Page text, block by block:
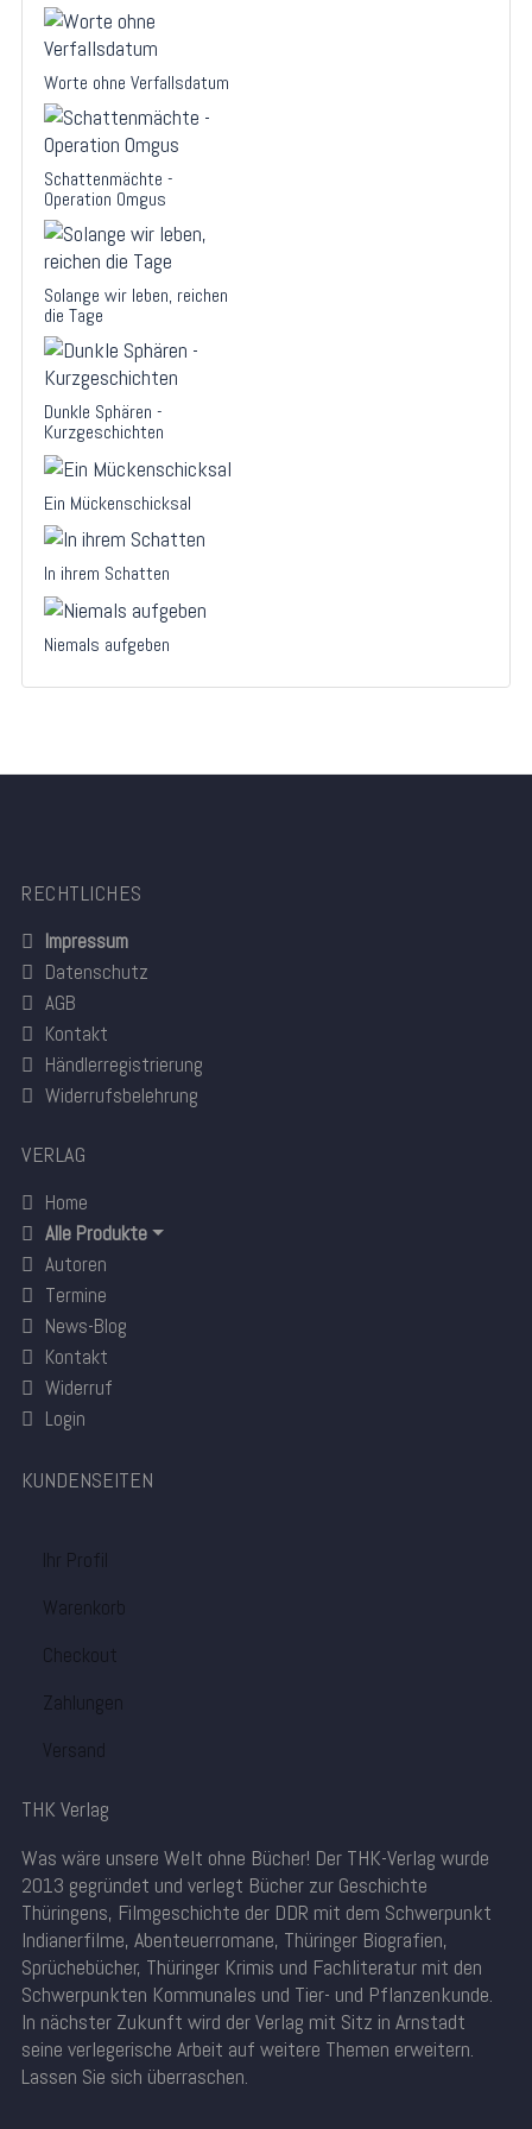
Worte ohne Verfallsdatum
Schattenmächte -
Operation Omgus
Solange wir leben, reichen
die Tage
Dunkle Sphären -
Kurzgeschichten
Ein Mückenschicksal
In ihrem Schatten
Niemals aufgeben
RECHTLICHES
Impressum
Datenschutz
AGB
Kontakt
Händlerregistrierung
Widerrufsbelehrung
VERLAG
Home
Alle Produkte
Autoren
Termine
News-Blog
Kontakt
Widerruf
Login
KUNDENSEITEN
Ihr Profil
Warenkorb
Checkout
Zahlungen
Versand
THK Verlag
Was wäre unsere Welt ohne Bücher! Der THK-Verlag wurde
2013 gegründet und verlegt Bücher zur Geschichte
Thüringens, Filmgeschichte der DDR mit dem Schwerpunkt
Indianerfilme, Abenteuerromane, Thüringer Biografien,
Sprüchebücher, Thüringer Krimis und Fachliteratur mit den
Schwerpunkten Kommunales und Tier- und Pflanzenkunde.
In nächster Zukunft wird der Verlag mit Sitz in Arnstadt
seine verlegerische Arbeit auf weitere Themen erweitern.
Lassen Sie sich überraschen.